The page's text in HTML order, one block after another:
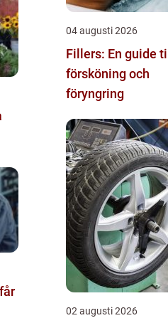
04 augusti 2026
Fillers: En guide till
försköning och
föryngring
02 augusti 2026